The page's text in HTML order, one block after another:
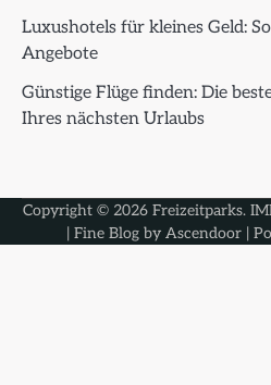
Luxushotels für kleines Geld:
Angebote
Günstige Flüge finden: Die
Ihres nächsten Urlaubs
Copyright © 2026 Freizeitparks.
| Fine Blog by Ascendoor|